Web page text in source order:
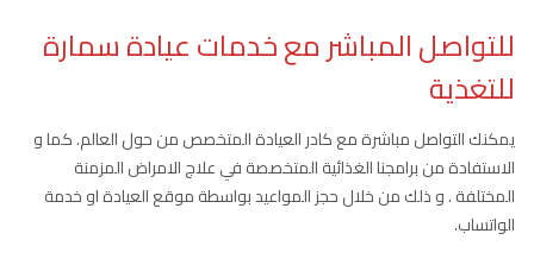
للتواصل المباشر مع خدمات عيادة سمارة
للتغذية
يمكنك التواصل مباشرة مع كادر العيادة المتخصص من حول العالم. كما و
الاستفادة من برامجنا الغذائية المتخصصة في علاج الامراض المزمنة
المختلفة . و ذلك من خلال حجز المواعيد بواسطة موقع العيادة او خدمة
الواتساب.